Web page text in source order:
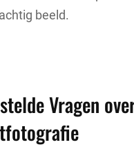
beeld.
Vragen